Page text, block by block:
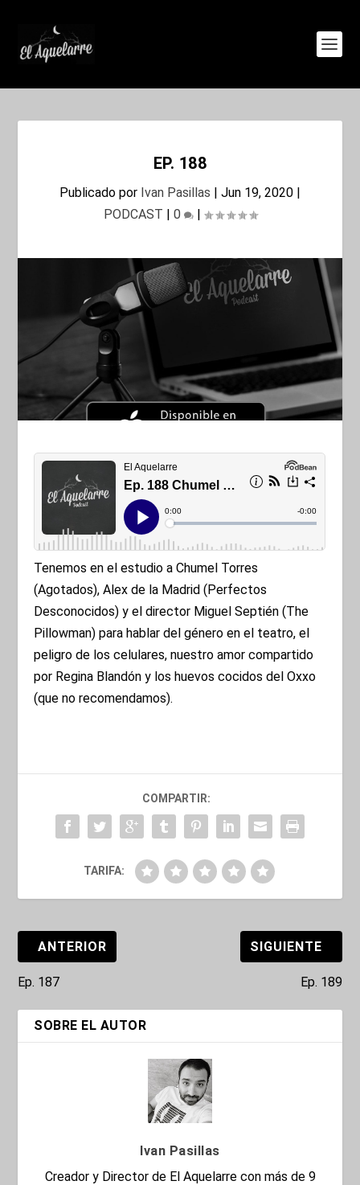
EP. 188
Publicado por Ivan Pasillas | Jun 19, 2020 |
PODCAST | 0 |
Tenemos en el estudio a Chumel Torres
(Agotados), Alex de la Madrid (Perfectos
Desconocidos) y el director Miguel Septién (The
Pillowman) para hablar del género en el teatro, el
peligro de los celulares, nuestro amor compartido
por Regina Blandón y los huevos cocidos del Oxxo
(que no recomendamos).
COMPARTIR:
TARIFA:
ANTERIOR
Ep. 187
SIGUIENTE
Ep. 189
SOBRE EL AUTOR
Ivan Pasillas
Creador y Director de El Aquelarre con más de 9